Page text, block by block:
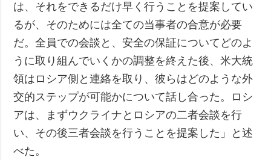
は、それをできるだけ早く行うことを提案してい
るが、そのためには全ての当事者の合意が必要
だ。全員での会談と、安全の保証についてどのよ
うに取り組んでいくかの調整を終えた後、米大統
領はロシア側と連絡を取り、彼らはどのような外
交的ステップが可能かについて話し合った。ロシ
アは、まずウクライナとロシアの二者会談を行
い、その後三者会談を行うことを提案した」と述
べた。